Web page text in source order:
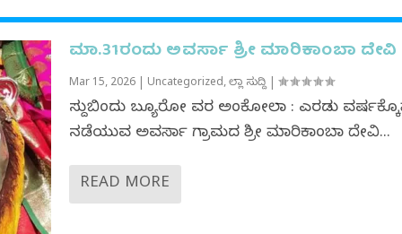
ಮಾ.31ರಂದು ಅವರ್ಸಾ ಶ್ರೀ ಮಾರಿಕಾಂಬಾ ದೇವಿ
Mar 15, 2026| Uncategorized,ಜಿಲ್ಲಾ ಸುದ್ದಿ|
ಸುದ್ದಿಬಿಂದು ಬ್ಯೂರೋ ವರದಿ ಅಂಕೋಲಾ : ಎರಡು
ನಡೆಯುವ ಅವರ್ಸಾ ಗ್ರಾಮದ ಶ್ರೀ ಮಾರಿಕಾಂಬಾ ದೇವಿ...
READ MORE